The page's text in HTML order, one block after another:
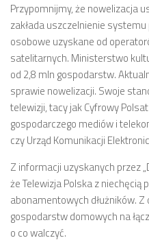
Przypomnijmy, że nowelizacja
zakłada uszczelnienie
osobowe uzyskane od
satelitarnych. Ministerstwo
od 2,8 mln gospodarstw.
sprawie nowelizacji. Swoje
telewizji, tacy jak Cyfrowy
gospodarczego mediów i
czy Urząd Komunikacji
Z informacji uzyskanych przez
że Telewizja Polska z niechęcią
abonamentowych dłużników.
gospodarstw domowych na
o co walczyć.